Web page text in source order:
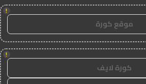
!
موقع كورة
!
كورة لايف